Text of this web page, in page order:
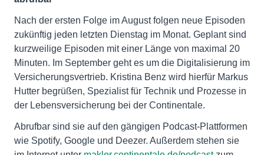
Nach der ersten Folge im August folgen neue Episoden
zukünftig jeden letzten Dienstag im Monat. Geplant sind
kurzweilige Episoden mit einer Länge von maximal 20
Minuten. Im September geht es um die Digitalisierung im
Versicherungsvertrieb. Kristina Benz wird hierfür Markus
Hutter begrüßen, Spezialist für Technik und Prozesse in
der Lebensversicherung bei der Continentale.
Abrufbar sind sie auf den gängigen Podcast-Plattformen
wie Spotify, Google und Deezer. Außerdem stehen sie